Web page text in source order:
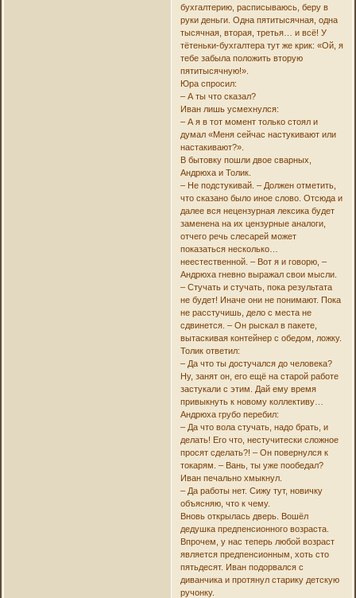
бухгалтерию, расписываюсь, беру в
руки деньги. Одна пятитысячная, одна
тысячная, вторая, третья… и всё! У
тётеньки-бухгалтера тут же крик: «Ой, я
тебе забыла положить вторую
пятитысячную!».
Юра спросил:
– А ты что сказал?
Иван лишь усмехнулся:
– А я в тот момент только стоял и
думал «Меня сейчас настукивают или
настакивают?».
В бытовку пошли двое сварных,
Андрюха и Толик.
– Не подстукивай. – Должен отметить,
что сказано было иное слово. Отсюда и
далее вся нецензурная лексика будет
заменена на их цензурные аналоги,
отчего речь слесарей может
показаться несколько…
неестественной. – Вот я и говорю, –
Андрюха гневно выражал свои мысли.
– Стучать и стучать, пока результата
не будет! Иначе они не понимают. Пока
не расстучишь, дело с места не
сдвинется. – Он рыскал в пакете,
вытаскивая контейнер с обедом, ложку.
Толик ответил:
– Да что ты достучался до человека?
Ну, занят он, его ещё на старой работе
застукали с этим. Дай ему время
привыкнуть к новому коллективу…
Андрюха грубо перебил:
– Да что вола стучать, надо брать, и
делать! Его что, нестучитески сложное
просят сделать?! – Он повернулся к
токарям. – Вань, ты уже пообедал?
Иван печально хмыкнул.
– Да работы нет. Сижу тут, новичку
объясняю, что к чему.
Вновь открылась дверь. Вошёл
дедушка предпенсионного возраста.
Впрочем, у нас теперь любой возраст
является предпенсионным, хоть сто
пятьдесят. Иван подорвался с
диванчика и протянул старику детскую
ручонку.